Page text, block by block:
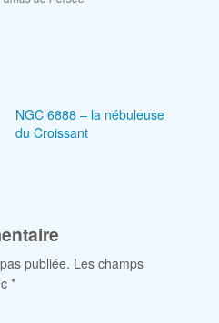
NGC 6888 – la nébuleuse
du Croissant
publiée. Les champs
*